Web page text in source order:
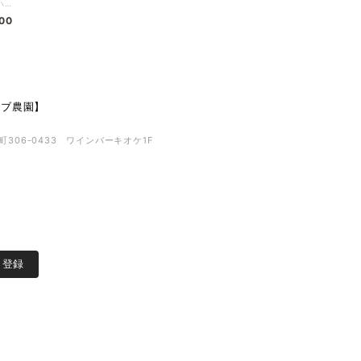
農園】
町306-0433 ワインバーキオケ1F
登録